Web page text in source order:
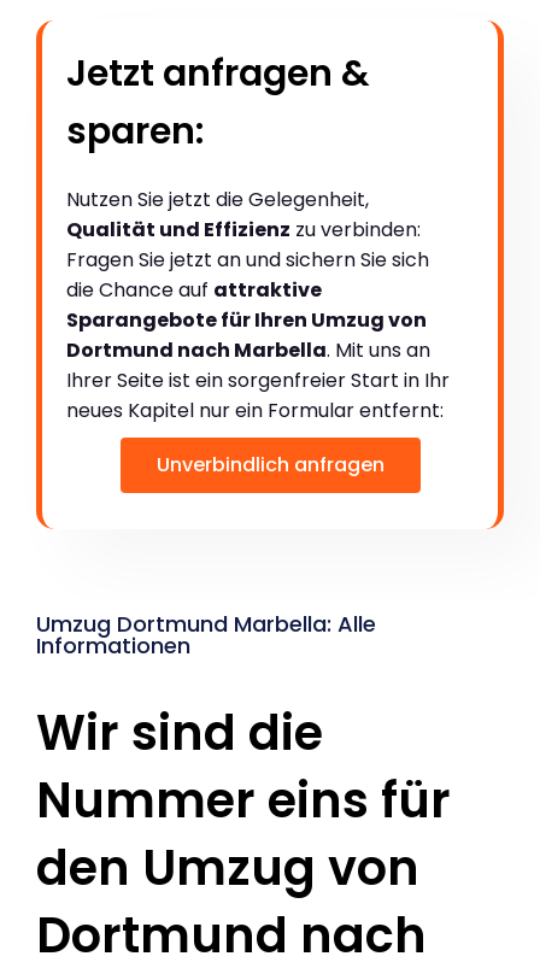
Jetzt anfragen &
sparen:
Nutzen Sie jetzt die Gelegenheit,
Qualität und Effizienz zu verbinden:
Fragen Sie jetzt an und sichern Sie sich
die Chance auf attraktive
Sparangebote für Ihren Umzug von
Dortmund nach Marbella. Mit uns an
Ihrer Seite ist ein sorgenfreier Start in Ihr
neues Kapitel nur ein Formular entfernt:
Unverbindlich anfragen
Umzug Dortmund Marbella: Alle
Informationen
Wir sind die
Nummer eins für
den Umzug von
Dortmund nach